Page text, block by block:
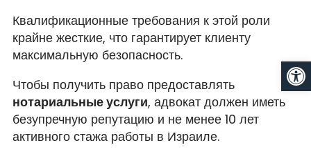
Квалификационные требования к этой роли
крайне жесткие, что гарантирует клиенту
максимальную безопасность.
Чтобы получить право предоставлять
нотариальные услуги, адвокат должен иметь
безупречную репутацию и не менее 10 лет
активного стажа работы в Израиле.